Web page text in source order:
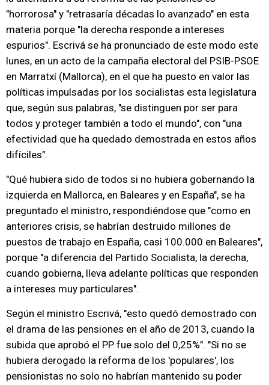
"horrorosa" y "retrasaría décadas lo avanzado" en esta
materia porque "la derecha responde a intereses
espurios". Escrivá se ha pronunciado de este modo este
lunes, en un acto de la campaña electoral del PSIB-PSOE
en Marratxí (Mallorca), en el que ha puesto en valor las
políticas impulsadas por los socialistas esta legislatura
que, según sus palabras, "se distinguen por ser para
todos y proteger también a todo el mundo", con "una
efectividad que ha quedado demostrada en estos años
difíciles".
"Qué hubiera sido de todos si no hubiera gobernando la
izquierda en Mallorca, en Baleares y en España", se ha
preguntado el ministro, respondiéndose que "como en
anteriores crisis, se habrían destruido millones de
puestos de trabajo en España, casi 100.000 en Baleares",
porque "a diferencia del Partido Socialista, la derecha,
cuando gobierna, lleva adelante políticas que responden
a intereses muy particulares".
Según el ministro Escrivá, "esto quedó demostrado con
el drama de las pensiones en el año de 2013, cuando la
subida que aprobó el PP fue solo del 0,25%". "Si no se
hubiera derogado la reforma de los 'populares', los
pensionistas no solo no habrían mantenido su poder